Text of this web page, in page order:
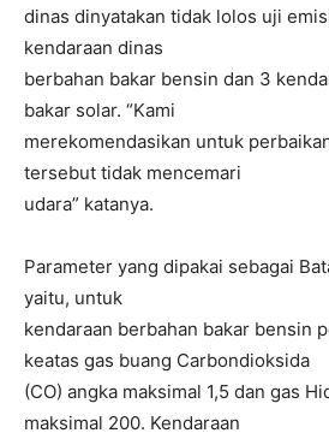
dinas dinyatakan tidak lolos uji
kendaraan dinas
berbahan bakar bensin dan 3
bakar solar. “Kami
merekomendasikan untuk
tersebut tidak mencemari
udara” katanya.
Parameter yang dipakai sebagai
yaitu, untuk
kendaraan berbahan bakar bensin
keatas gas buang Carbondioksida
(CO) angka maksimal 1,5 dan gas
maksimal 200. Kendaraan